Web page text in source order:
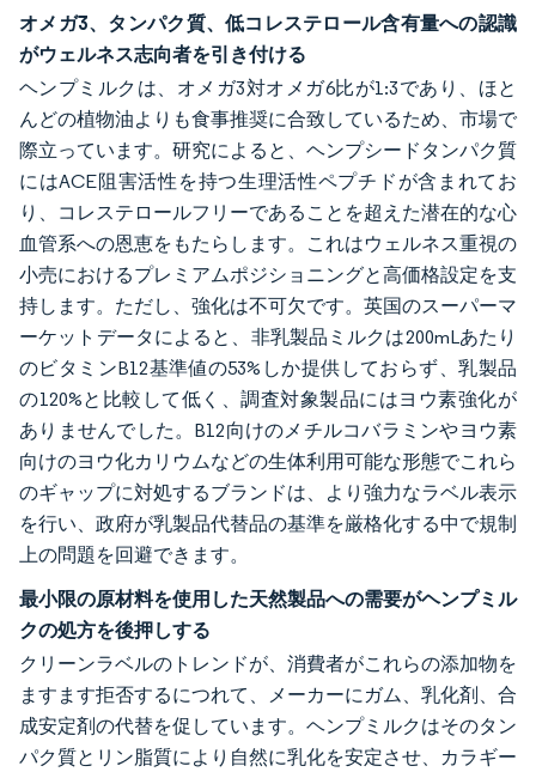
オメガ3、タンパク質、低コレステロール含有量への認識
がウェルネス志向者を引き付ける
ヘンプミルクは、オメガ3対オメガ6比が1:3であり、ほと
んどの植物油よりも食事推奨に合致しているため、市場で
際立っています。研究によると、ヘンプシードタンパク質
にはACE阻害活性を持つ生理活性ペプチドが含まれてお
り、コレステロールフリーであることを超えた潜在的な心
血管系への恩恵をもたらします。これはウェルネス重視の
小売におけるプレミアムポジショニングと高価格設定を支
持します。ただし、強化は不可欠です。英国のスーパーマ
ーケットデータによると、非乳製品ミルクは200mLあたり
のビタミンB12基準値の53%しか提供しておらず、乳製品
の120%と比較して低く、調査対象製品にはヨウ素強化が
ありませんでした。B12向けのメチルコバラミンやヨウ素
向けのヨウ化カリウムなどの生体利用可能な形態でこれら
のギャップに対処するブランドは、より強力なラベル表示
を行い、政府が乳製品代替品の基準を厳格化する中で規制
上の問題を回避できます。
最小限の原材料を使用した天然製品への需要がヘンプミル
クの処方を後押しする
クリーンラベルのトレンドが、消費者がこれらの添加物を
ますます拒否するにつれて、メーカーにガム、乳化剤、合
成安定剤の代替を促しています。ヘンプミルクはそのタン
パク質とリン脂質により自然に乳化を安定させ、カラギー